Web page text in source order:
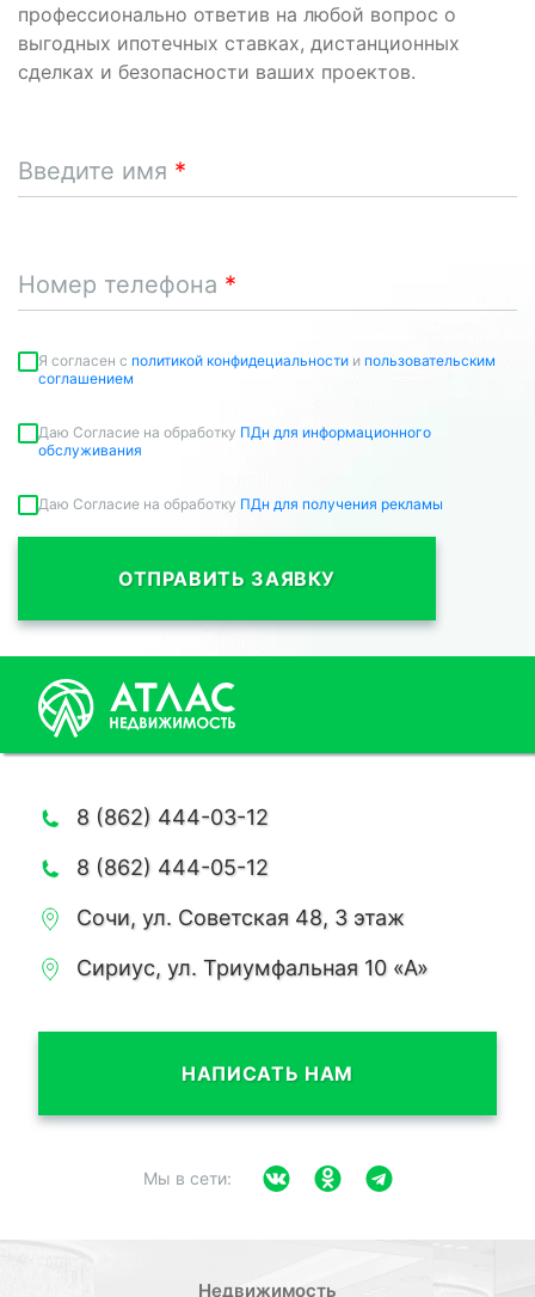
профессионально ответив на любой вопрос о
выгодных ипотечных ставках, дистанционных
сделках и безопасности ваших проектов.
Введите имя
Номер телефона
Я согласен c политикой конфидециальности и пользовательским
соглашением
Даю Согласие на обработку ПДн для информационного
обслуживания
Даю Согласие на обработку ПДн для получения рекламы
ОТПРАВИТЬ ЗАЯВКУ
8 (862) 444-03-12
8 (862) 444-05-12
Сочи, ул. Советская 48, 3 этаж
Сириус, ул. Триумфальная 10 «А»
НАПИСАТЬ НАМ
Мы в сети:
Недвижимость